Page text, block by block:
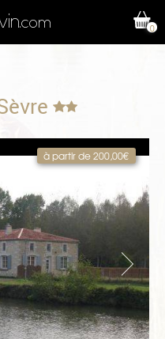
.com 0
à partir de 200,00€